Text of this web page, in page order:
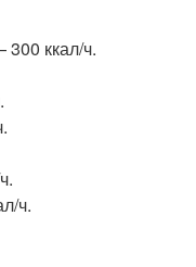
ккал/ч.
ч.